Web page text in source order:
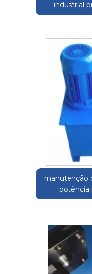
industrial
manutenção
potência